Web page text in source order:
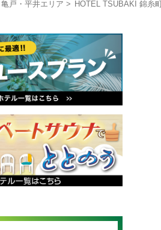
戸・平井エリア HOTEL TSUBAKI 錦糸